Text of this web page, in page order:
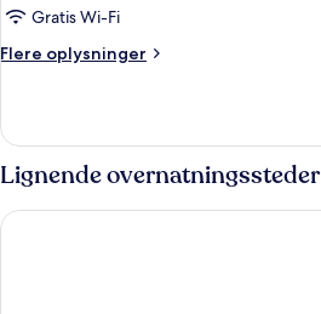
Gratis Wi-Fi
Flere oplysninger
Flere
Lignende overnatningssteder
Astoria Lucerne